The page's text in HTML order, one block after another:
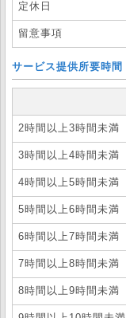
定休日
留意事項
サービス提供所要時間
2時間以上3時間未満
3時間以上4時間未満
4時間以上5時間未満
5時間以上6時間未満
6時間以上7時間未満
7時間以上8時間未満
8時間以上9時間未満